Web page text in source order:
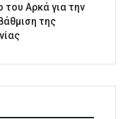
του Αρκά για την
της